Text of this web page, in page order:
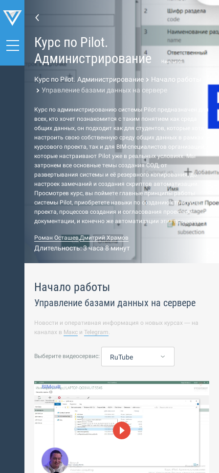
Курс по Pilot.
Администрирование
Начальный
Курс по Pilot. Администрирование
Начало работы
Управление базами данных на сервере
Курс по администрированию системы Pilot предназначен для
всех, кто хочет познакомится с таким понятием как среда
общих данных, он подходит как для студентов, которые хотят
настроить свою собственную среду общих данных в рамках
курсового проекта, так и для BIM-специалистов организаций,
которые настраивают Pilot уже в реальных условиях. Мы
затронем все основные темы создания СОД, от
развертывания системы и её резервного копирования, до
настроек замечаний и создания скриптов автоматизации.
Просмотрев курс, вы поймете главные принципы работы
системы Pilot, приобретете навыки по созданию структуры
проекта, процессов создания и согласования проектной
документации, и конечно же автоматизации этих процессов.
Роман Осташев,Дмитрий Храмов
Длительность: 3 часа 8 минут
Начало работы
Управление базами данных на сервере
Новости и оперативная информация о новых курсах — на
каналах в Макс и Telegram.
Выберите видеосервис: RuTube